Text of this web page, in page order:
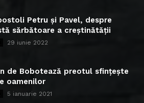
Petru și Pavel, despre
sărbătoare a creștinătății
29 iunie 2022
de Bobotează preotul sfințește
oamenilor
5 ianuarie 2021